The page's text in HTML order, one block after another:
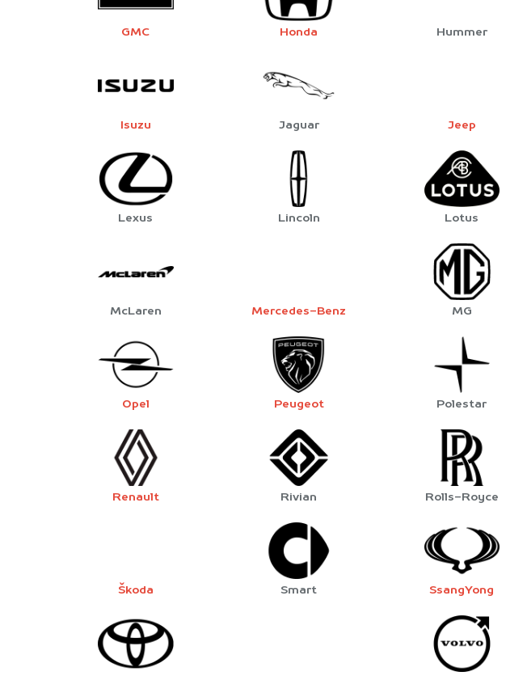
GMC Honda Hummer
Isuzu Jaguar Jeep
Lexus Lincoln Lotus
McLaren Mercedes-Benz MG
Opel Peugeot Polestar
Renault Rivian Rolls-Royce
Škoda Smart SsangYong